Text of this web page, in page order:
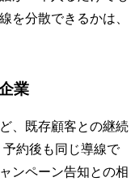
を分散できるかは、
業
、既存顧客との継続
約後も同じ導線で
ンペーン告知との相